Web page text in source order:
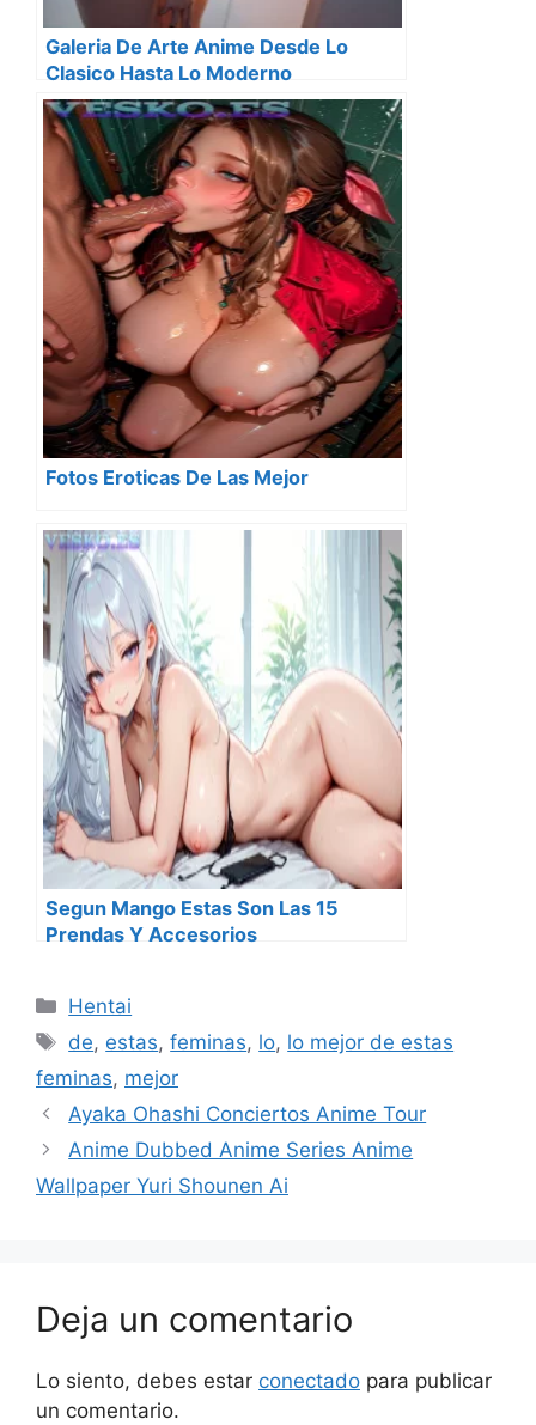
Galeria De Arte Anime Desde Lo
Clasico Hasta Lo Moderno
Fotos Eroticas De Las Mejor
Segun Mango Estas Son Las 15
Prendas Y Accesorios
Invierno
Categorías
Hentai
Etiquetas
de, estas,feminas, lo, lo mejor de estas
feminas, mejor
Ayaka Ohashi Conciertos Anime Tour
Anime Dubbed Anime Series Anime
Wallpaper Yuri Shounen Ai
Deja un comentario
Lo siento, debes estar conectado para publicar
un comentario.